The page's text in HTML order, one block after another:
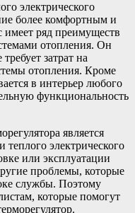
электрического
более комфортным и
ряд преимуществ
отопления. Он
затрат на
отопления. Кроме
в интерьер любого
функциональность
является
электрического
или эксплуатации
проблемы, которые
службы. Поэтому
которые помогут